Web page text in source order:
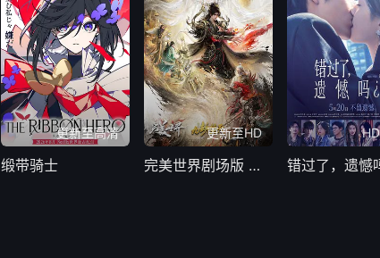
更新至高清
缎带骑士
更新至HD
完美世界剧场版 九劫焚天 错过了，遗憾